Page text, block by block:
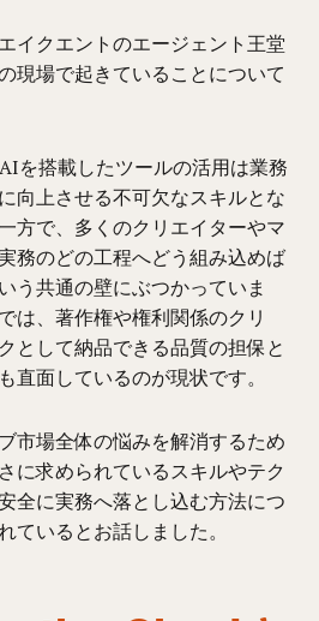
イクエントのエージェント王堂
現場で起きていることについて
を搭載したツールの活用は業務
向上させる不可欠なスキルとな
方で、多くのクリエイターやマ
務のどの工程へどう組み込めば
う共通の壁にぶつかっていま
は、著作権や権利関係のクリ
として納品できる品質の担保と
直面しているのが現状です。
市場全体の悩みを解消するため
に求められているスキルやテク
全に実務へ落とし込む方法につ
ているとお話しました。